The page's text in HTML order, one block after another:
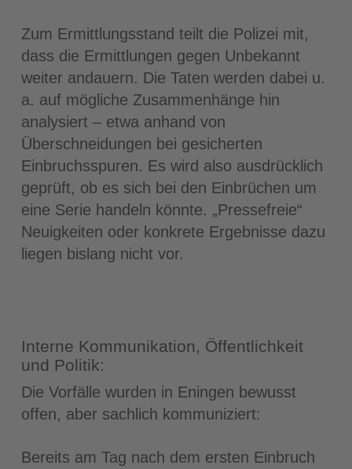
Zum Ermittlungsstand teilt die Polizei mit,
dass die Ermittlungen gegen Unbekannt
weiter andauern. Die Taten werden dabei u.
a. auf mögliche Zusammenhänge hin
analysiert – etwa anhand von
Überschneidungen bei gesicherten
Einbruchsspuren. Es wird also ausdrücklich
geprüft, ob es sich bei den Einbrüchen um
eine Serie handeln könnte. „Pressefreie“
Neuigkeiten oder konkrete Ergebnisse dazu
liegen bislang nicht vor.
Interne Kommunikation, Öffentlichkeit
und Politik:
Die Vorfälle wurden in Eningen bewusst
offen, aber sachlich kommuniziert:
Bereits am Tag nach dem ersten Einbruch